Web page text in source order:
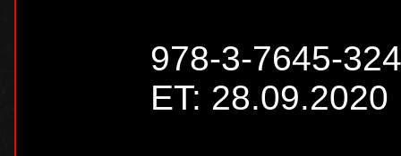
978-3-7645-
ET: 28.09.2020